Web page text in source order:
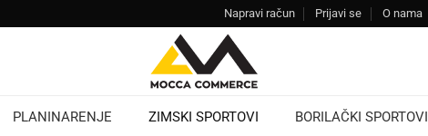
Napravi račun Prijavi se O nama
PLANINARENJE ZIMSKI SPORTOVI BORILAČKI SPORTOVI